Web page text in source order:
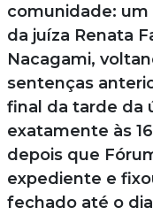
comunidade: um
da juíza Renata
Nacagami,
sentenças
final da tarde da
exatamente às
depois que
expediente e
fechado até o